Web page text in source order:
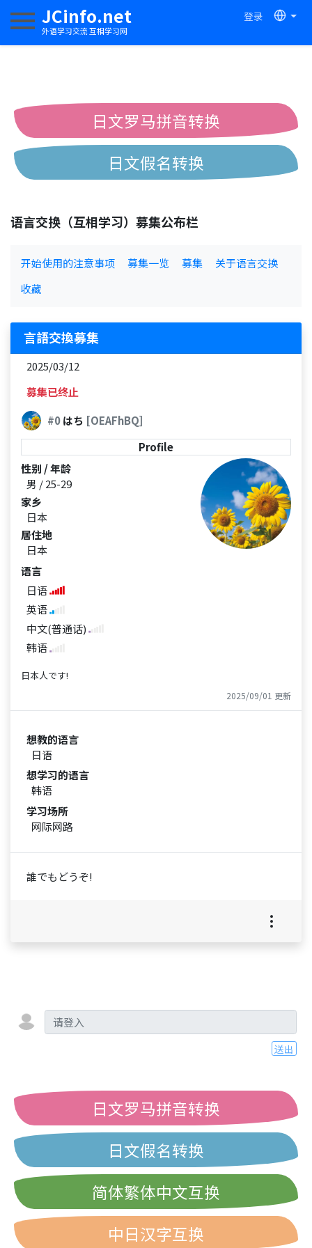
JCinfo.net
外语学习交流 互相学习网
登录
切换导航
日文罗马拼音转换
日文假名转换
语言交换（互相学习）募集公布栏
开始使用的注意事项 募集一览 募集
关于语言交换
收藏
言語交換募集
2025/03/12
募集已终止
#0はち [OEAFhBQ]
Profile
性别 / 年龄
男 / 25-29
家乡
日本
居住地
日本
语言
日语
英语
中文(普通话)
韩语
日本人です!
2025/09/01 更新
想教的语言
日语
想学习的语言
韩语
学习场所
网际网路
誰でもどうぞ!
送出
日文罗马拼音转换
日文假名转换
简体繁体中文互换
中日汉字互换